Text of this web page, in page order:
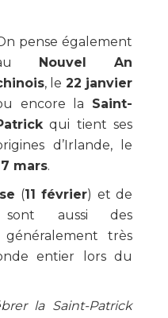
pense également
Nouvel An
, le 22 janvier
encore la Saint-
qui tient ses
d’Irlande, le
mars.
(11 février) et de
aussi des
très
entier lors du
la Saint-Patrick